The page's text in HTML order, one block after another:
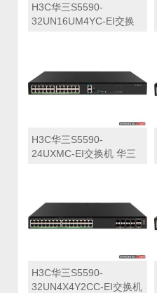
H3C华三S5590-
32UN16UM4YC-EI交换
H3C华三S5590-
24UXMC-EI交换机 华三
H3C华三S5590-
32UN4X4Y2CC-EI交换机